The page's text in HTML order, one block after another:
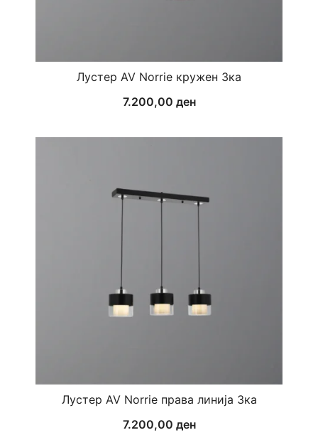
Лустер AV Norrie кружен 3ка
7.200,00 ден
Лустер AV Norrie права линија 3ка
7.200,00 ден